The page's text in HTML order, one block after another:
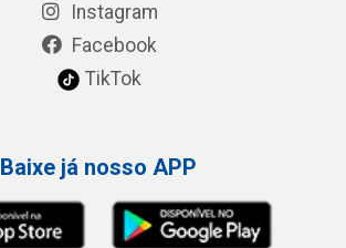
Instagram
Facebook
TikTok
Baixe já nosso APP